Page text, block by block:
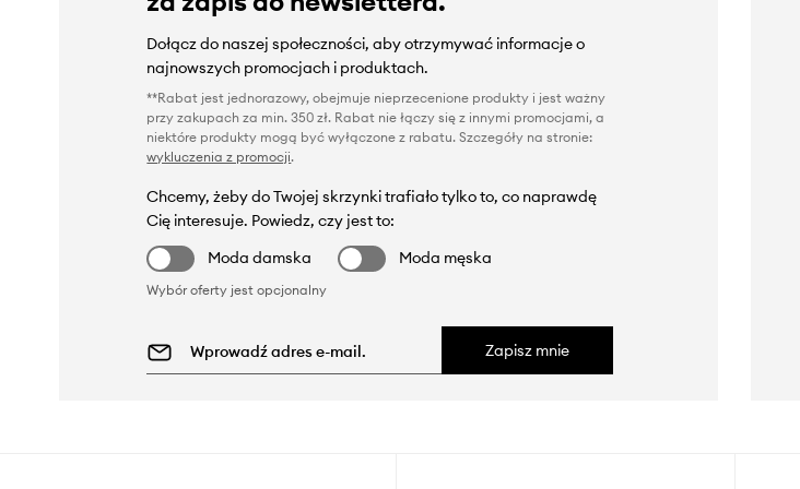
Dołącz do naszej społeczności, aby otrzymywać informacje o
najnowszych promocjach i produktach.
**Rabat jest jednorazowy, obejmuje nieprzecenione produkty i jest ważny
przy zakupach za min. 350 zł. Rabat nie łączy się z innymi promocjami, a
niektóre produkty mogą być wyłączone z rabatu. Szczegóły na stronie:
wykluczenia z promocji.
Chcemy, żeby do Twojej skrzynki trafiało tylko to, co naprawdę
Cię interesuje. Powiedz, czy jest to:
Moda damska
Moda męska
Wybór oferty jest opcjonalny
Zapisz mnie